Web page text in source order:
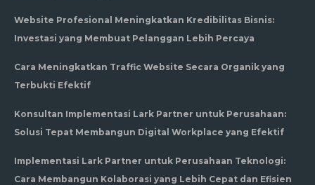
Website Profesional Meningkatkan Kredibilitas Bisnis:
Investasi yang Membuat Pelanggan Lebih Percaya
Cara Meningkatkan Traffic Website Secara Organik yang
Terbukti Efektif
Konsultan Implementasi Lark Partner untuk Perusahaan:
Solusi Tepat Membangun Digital Workplace yang Efektif
Implementasi Lark Partner untuk Perusahaan Teknologi:
Cara Membangun Kolaborasi yang Lebih Cepat dan Efisien